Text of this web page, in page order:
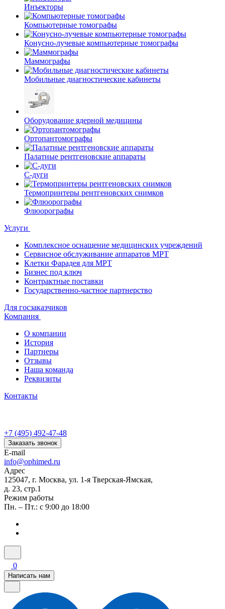
Инъекторы
Компьютерные томографы
Конусно-лучевые компьютерные томографы
Маммографы
Мобильные диагностические кабинеты
Оборудование ядерной медицины
Ортопантомографы
Палатные рентгеновские аппараты
С-дуги
Термопринтеры рентгеновских снимков
Флюорографы
Услуги
Комплексное оснащение медицинских учреждений
Сервисное обслуживание аппаратов МРТ
Клетки Фарадея для МРТ
Бизнес под ключ
Контрактные поставки
Государственно-частное партнерство
Для госзаказчиков
Компания
О компании
История
Партнеры
Отзывы
Наша команда
Реквизиты
Контакты
+7 (495) 492-47-48
Заказать звонок
E-mail
info@ophimed.ru
Адрес
125047, г. Москва, ул. 1-я Тверская-Ямская,
д. 23, стр.1
Режим работы
Пн. – Пт.: с 9:00 до 18:00
0
Написать нам